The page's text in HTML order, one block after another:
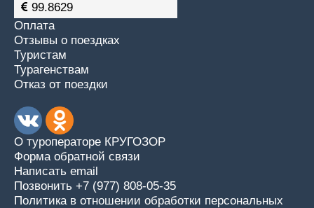
99.8629
Оплата
Отзывы о поездках
Туристам
Турагенствам
Отказ от поездки
О туроператоре КРУГОЗОР
Форма обратной связи
Написать email
Позвонить +7 (977) 808-05-35
Политика в отношении обработки персональных